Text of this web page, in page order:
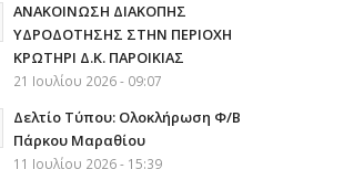
AΝΑΚΟΙΝΩΣΗ ΔΙΑΚΟΠΗΣ
ΥΔΡΟΔΟΤΗΣΗΣ ΣΤΗΝ ΠΕΡΙΟΧΗ
ΚΡΩΤΗΡΙ Δ.Κ. ΠΑΡΟΙΚΙΑΣ
21 Ιουλίου 2026 - 09:07
Δελτίο Τύπου: Ολοκλήρωση Φ/Β
Πάρκου Μαραθίου
11 Ιουλίου 2026 - 15:39